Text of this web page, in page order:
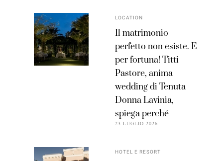
LOCATION
Il matrimonio
perfetto non esiste. E
per fortuna! Titti
Pastore, anima
wedding di Tenuta
Donna Lavinia,
spiega perché
23 LUGLIO 2026
HOTEL E RESORT